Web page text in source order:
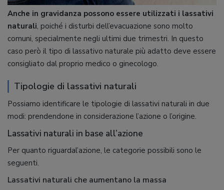
Anche in gravidanza possono essere utilizzati i lassativi
naturali, poiché i disturbi dell’evacuazione sono molto
comuni, specialmente negli ultimi due trimestri. In questo
caso però il tipo di lassativo naturale più adatto deve essere
consigliato dal proprio medico o ginecologo.
Tipologie di lassativi naturali
Possiamo identificare le tipologie di lassativi naturali in due
modi: prendendone in considerazione l’azione o l’origine.
Lassativi naturali in base all’azione
Per quanto riguardal’azione, le categorie possibili sono le
seguenti.
Lassativi naturali che aumentano la massa